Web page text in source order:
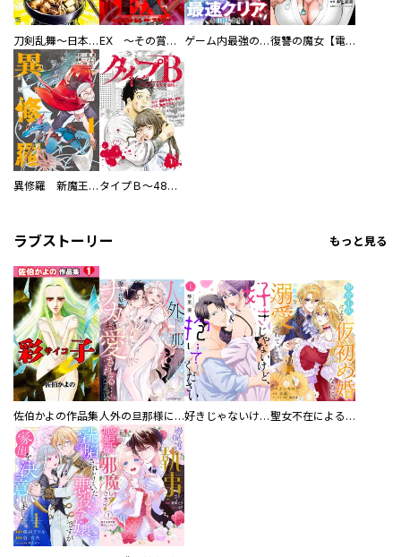
刀剣乱舞～日本号つれづれ酒～ EX ～その賞金稼ぎは、世界の出口を探す～【単行本版】 ゲーム内最強の『裏ボス』に転生したので、主人公の代わりに最速クリアを目指します！【電子単行本版】 復讐の魔女【電子単行本版】
異修羅 新魔王戦争 タイプＢ～48時間後、致死率100％～【単話】
ラブストーリー もっと見る
佐伯かよの作品集 人外の旦那様に娶られ毎晩ナカまで愛される…。アンソロジー 好きじゃないけど、抱いてください【電子単行本版／特典おまけ付き】 聖女不在による仮初め婚なのに、不器用な王太子に溺愛されています【電子単行本版／特典おまけ付き】